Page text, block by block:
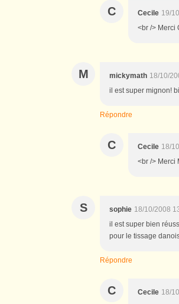
C Cecile 19/
<br /> Merci
M mickymath 18/10/
il est super mignon!
Répondre
C Cecile 18/
<br /> Merci
S sophie 18/10/2008
il est super bien
pour le tissage
Répondre
C Cecile 18/